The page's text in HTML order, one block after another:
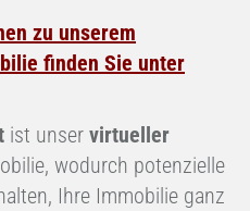
zu unserem
finden Sie unter
ist unser virtueller
wodurch potenzielle
Ihre Immobilie ganz